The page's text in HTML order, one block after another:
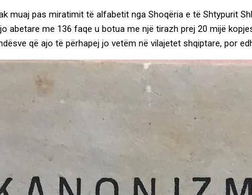
muaj pas miratimit të alfabetit nga Shoqëria e të Shtypurit
abetare me 136 faqe u botua me një tirazh prej 20 mijë
që ajo të përhapej jo vetëm në vilajetet shqiptare, por